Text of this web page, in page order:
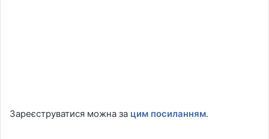
Зареєструватися можна за цим посиланням.